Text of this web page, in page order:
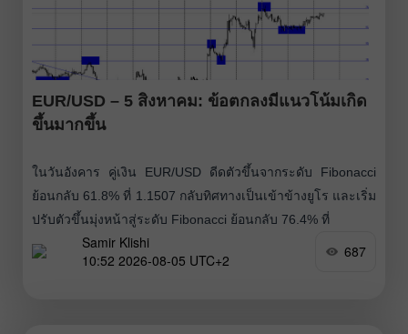
EUR/USD – 5 สิงหาคม: ข้อตกลงมีแนวโน้มเกิด
ขึ้นมากขึ้น
ในวันอังคาร คู่เงิน EUR/USD ดีดตัวขึ้นจากระดับ Fibonacci
ย้อนกลับ 61.8% ที่ 1.1507 กลับทิศทางเป็นเข้าข้างยูโร และเริ่ม
ปรับตัวขึ้นมุ่งหน้าสู่ระดับ Fibonacci ย้อนกลับ 76.4% ที่
Samir Klishi
10:52 2026-08-05 UTC+2
687